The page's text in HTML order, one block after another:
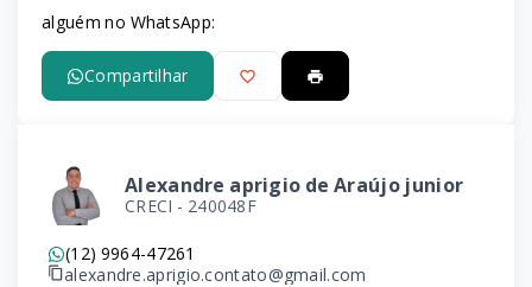
alguém no WhatsApp:
Compartilhar
Alexandre aprigio de Araújo junior
CRECI - 240048F
(12) 9964-47261
alexandre.aprigio.contato@gmail.com